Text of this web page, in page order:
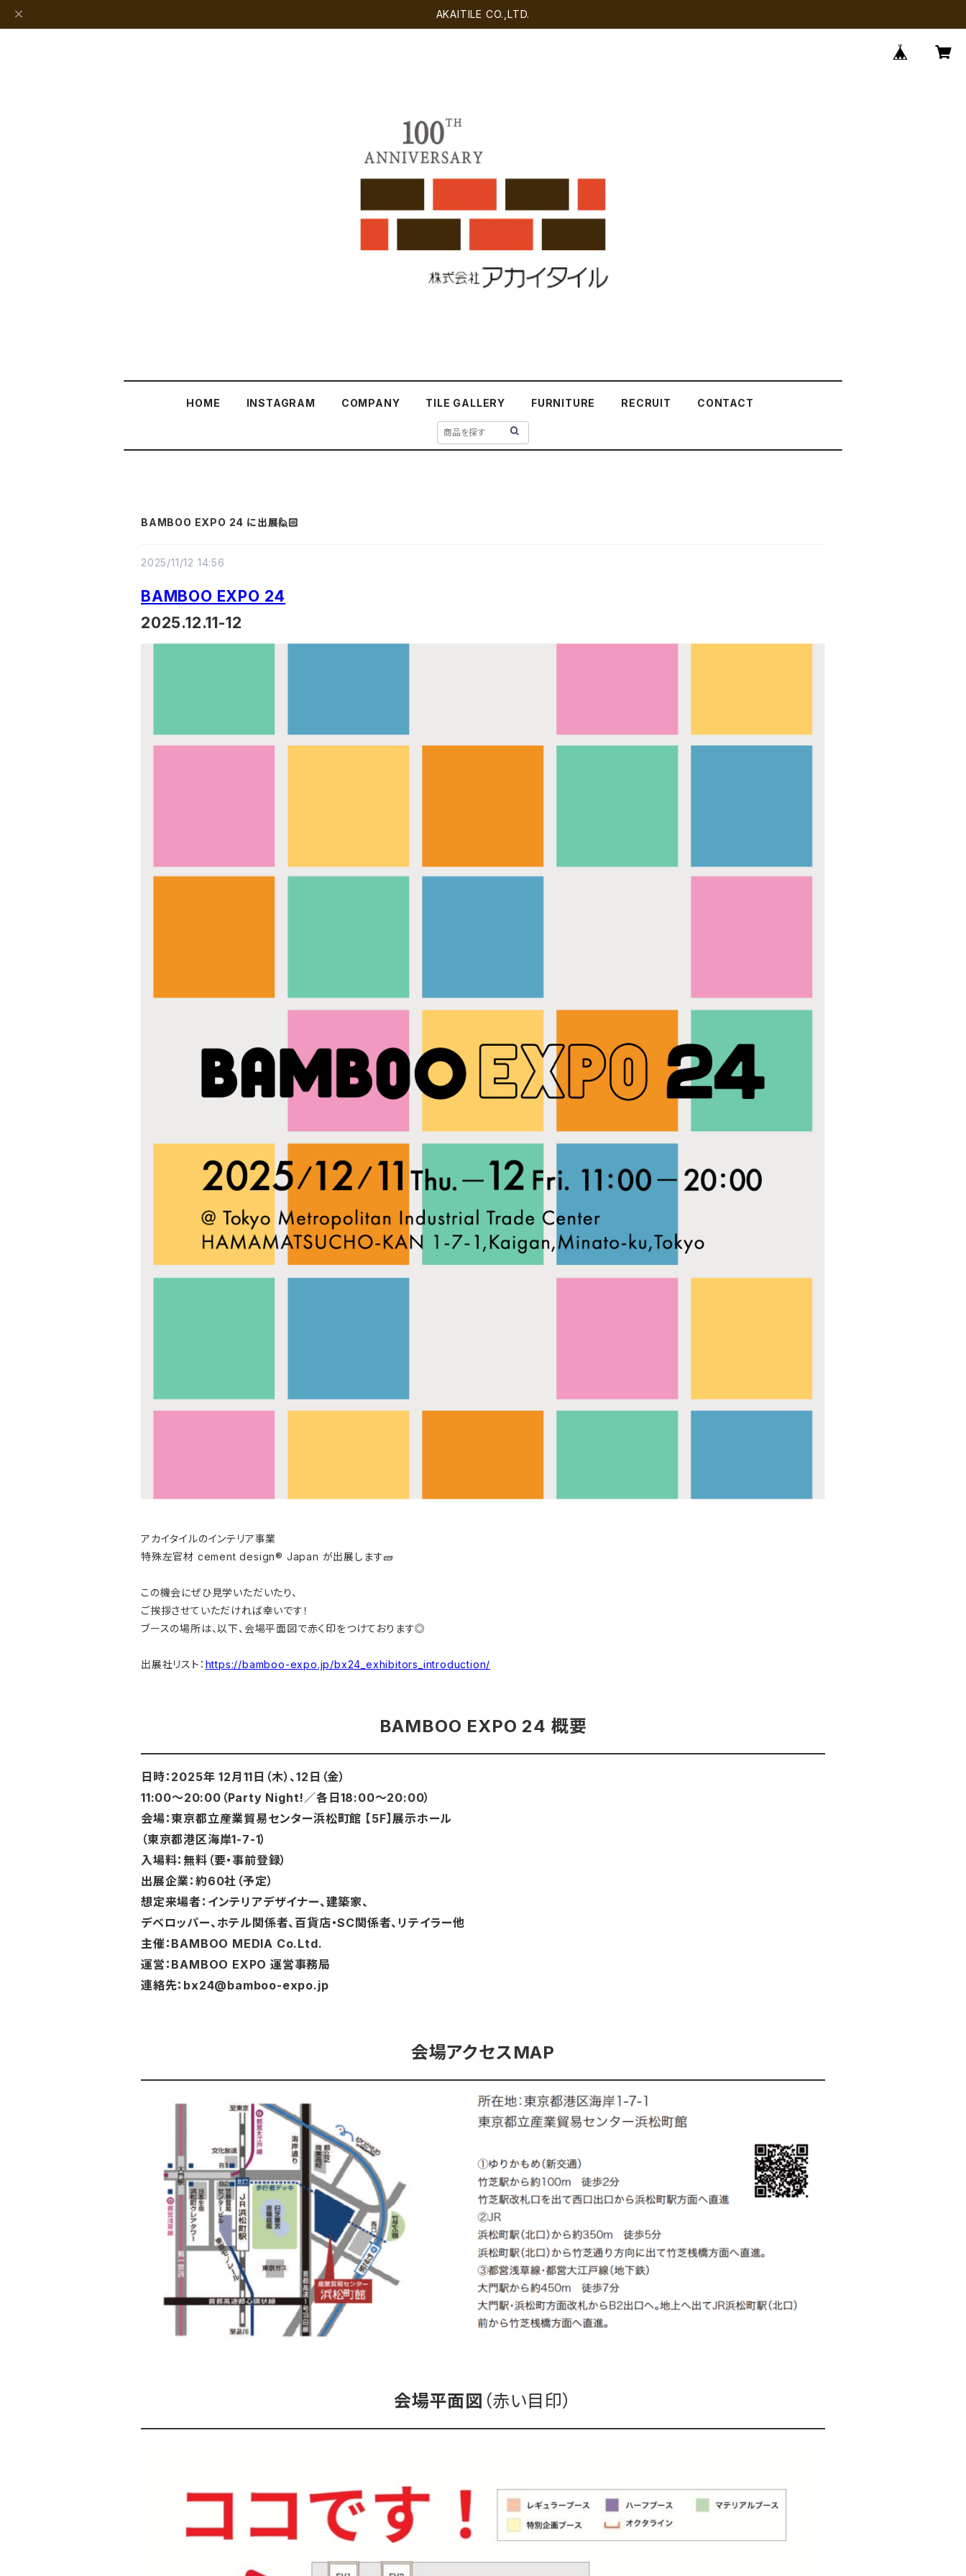
AKAITILE CO.,LTD.
HOME INSTAGRAM COMPANY TILE GALLERY FURNITURE RECRUIT CONTACT
BAMBOO EXPO 24 に出展🙋🏻
2025/11/12 14:56
BAMBOO EXPO 24
2025.12.11-12
アカイタイルのインテリア事業
特殊左官材 cement design® Japan が出展します🧱
この機会にぜひ見学いただいたり、
ご挨拶させていただければ幸いです！
ブースの場所は、以下、会場平面図で赤く印をつけております◎
出展社リスト： https://bamboo-expo.jp/bx24_exhibitors_introduction/
BAMBOO EXPO 24 概要
日時：2025年 12月11日（木）、12日（金）
11:00～20:00（Party Night!／各日18:00〜20:00）
会場：東京都立産業貿易センター浜松町館 【5F】展示ホール
（東京都港区海岸1-7-1）
入場料：無料（要・事前登録）
出展企業：約60社（予定）
想定来場者：インテリアデザイナー、建築家、
デベロッパー、ホテル関係者、百貨店・SC関係者、リテイラー他
主催：BAMBOO MEDIA Co.Ltd.
運営：BAMBOO EXPO 運営事務局
連絡先： bx24@bamboo-expo.jp
会場アクセスMAP
会場平面図 （赤い目印）